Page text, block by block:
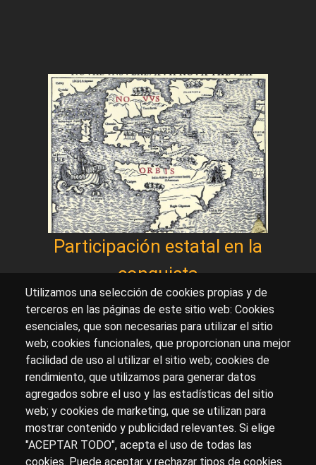
Participación estatal en la
conquista
Sobre artehistoria.com
Para ponerte en contacto con nosotros, escríbenos en
el formulario decontacto
Accesibilidad
Aviso Legal Privacidad
Utilizamos una selección de cookies propias y de
terceros en las páginas de este sitio web: Cookies
esenciales, que son necesarias para utilizar el sitio
web; cookies funcionales, que proporcionan una mejor
facilidad de uso al utilizar el sitio web; cookies de
rendimiento, que utilizamos para generar datos
agregados sobre el uso y las estadísticas del sitio
web; y cookies de marketing, que se utilizan para
mostrar contenido y publicidad relevantes. Si elige
"ACEPTAR TODO", acepta el uso de todas las
cookies. Puede aceptar y rechazar tipos de cookies